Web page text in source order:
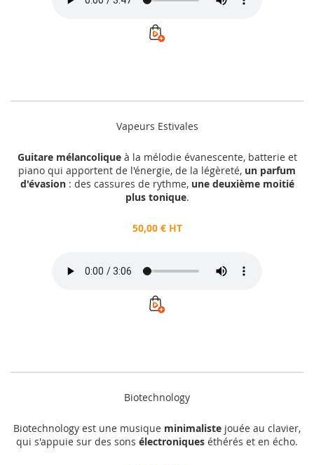
Vapeurs Estivales
Guitare mélancoliqueà la mélodie évanescente, batterie et
piano qui apportent de l'énergie, de la légèreté, un parfum
d'évasion: des cassures de rythme, une deuxième moitié
plus tonique.
50,00 € HT
Biotechnology
Biotechnology est une musique minimaliste jouée au clavier,
qui s'appuie sur des sons électroniques éthérés et en écho.